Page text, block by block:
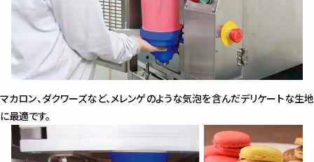
マカロン、ダクワーズなど、メレンゲのような気泡を含んだデリケートな生地
に最適です。